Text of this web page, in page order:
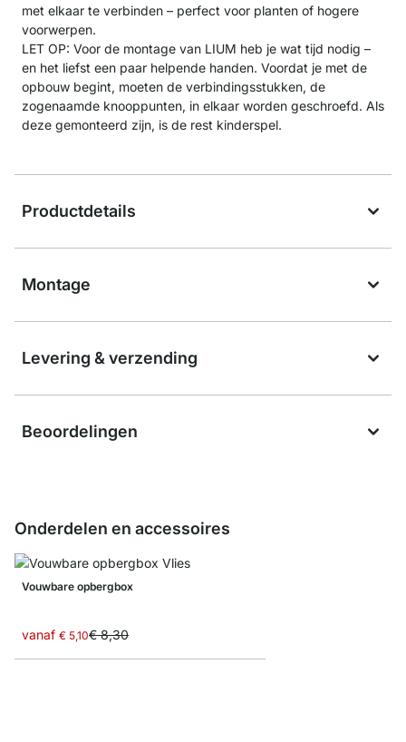
met elkaar te verbinden – perfect voor planten of hogere
voorwerpen.
LET OP: Voor de montage van LIUM heb je wat tijd nodig –
en het liefst een paar helpende handen. Voordat je met de
opbouw begint, moeten de verbindingsstukken, de
zogenaamde knooppunten, in elkaar worden geschroefd. Als
deze gemonteerd zijn, is de rest kinderspel.
Productdetails
Montage
Levering & verzending
Beoordelingen
Onderdelen en accessoires
Vouwbare opbergbox
vanaf € 5,10€ 8,30